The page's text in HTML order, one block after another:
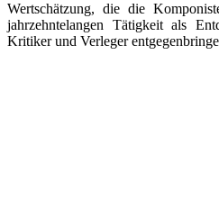
Wertschätzung, die die
jahrzehntelangen Tätigkeit als
Kritiker und Verleger